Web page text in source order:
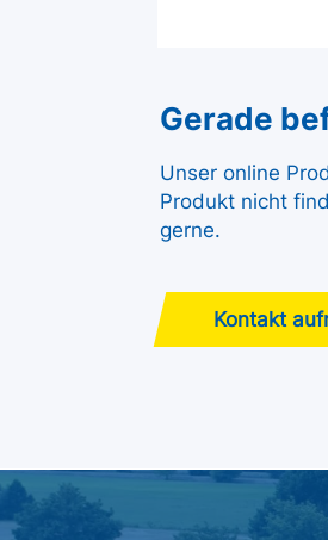
Gerade
Unser online
Produkt nicht
gerne.
Kontakt